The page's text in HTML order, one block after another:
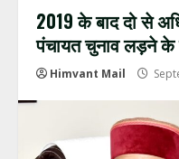
2019 के बाद दो से
पंचायत चुनाव लड़ने के
Himvant Mail